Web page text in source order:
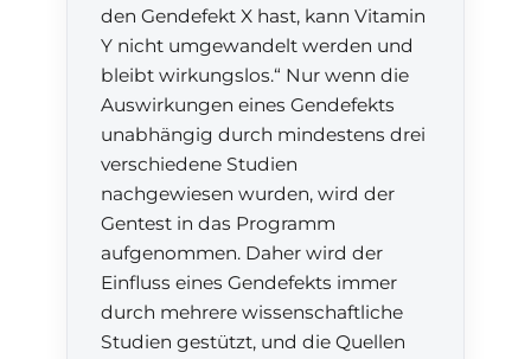
den Gendefekt X hast, kann Vitamin
Y nicht umgewandelt werden und
bleibt wirkungslos.“ Nur wenn die
Auswirkungen eines Gendefekts
unabhängig durch mindestens drei
verschiedene Studien
nachgewiesen wurden, wird der
Gentest in das Programm
aufgenommen. Daher wird der
Einfluss eines Gendefekts immer
durch mehrere wissenschaftliche
Studien gestützt, und die Quellen